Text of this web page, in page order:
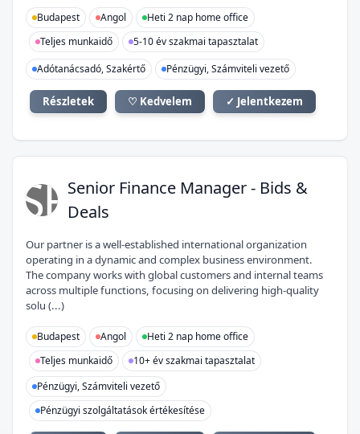
Budapest Angol
Heti 2 nap home office
Teljes munkaidő
5-10 év szakmai tapasztalat
Adótanácsadó, Szakértő
Pénzügyi, Számviteli vezető
Részletek ♡ Kedvelem ✓ Jelentkezem
SF Senior Finance Manager - Bids &
Deals
Our partner is a well-established international organization
operating in a dynamic and complex business environment.
The company works with global customers and internal teams
across multiple functions, focusing on delivering high-quality
solu (...)
Budapest Angol
Heti 2 nap home office
Teljes munkaidő
10+ év szakmai tapasztalat
Pénzügyi, Számviteli vezető
Pénzügyi szolgáltatások értékesítése